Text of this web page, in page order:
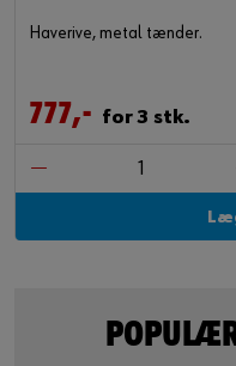
Haverive, metal tænder.
777,- for 3 stk.